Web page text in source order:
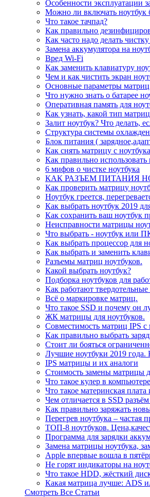
Особенности эксплуатации
Можно ли включать ноутбук
Что такое тачпад?
Как правильно
Как часто надо делать
Замена аккумулятора на
Вред Wi-Fi
Как заменить клавиатуру
Чем и как чистить экран
Основные параметры матриц
Что нужно знать о батарее
Оперативная память для
Как узнать, какой тип
Залит ноутбук? Что делать,
Структура системы
Блок питания (
Как снять матрицу с
Как правильно
6 мифов о чистке ноутбука
КАК РАЗЪЕМ ПИТАНИЯ
Как проверить матрицу
Ноутбук греется,
Как выбрать ноутбук 2019
Как сохранить ваш ноутбук
Неисправности матрицы
Что выбрать - ноутбук или
Как выбрать процессор для
Как выбрать и заменить
Разъемы матриц ноутбуков.
Какой выбрать ноутбук?
Подборка ноутбуков для
Как работают
Всё о маркировке матриц.
Что такое SSD и почему он
ЖК матрицы для ноутбуков.
Совместимость матриц IPS
Как правильно выбрать
Стоит ли бояться
Лучшие ноутбуки 2019 года.
IPS матрицы и их аналоги
Стоимость замены матрицы
Что такое кулер в
Что такое материнская
Чем отличается в SSD
Как правильно заряжать
Перегрев ноутбука – частая
ТОП-8 ноутбуков.
Программа для зарядки
Замена матрицы ноутбука,
Apple впервые вошла в
Не горят индикаторы на
Что такое HDD, жёсткий
Какая матрица лучше: ADS
Смотреть Все Статьи